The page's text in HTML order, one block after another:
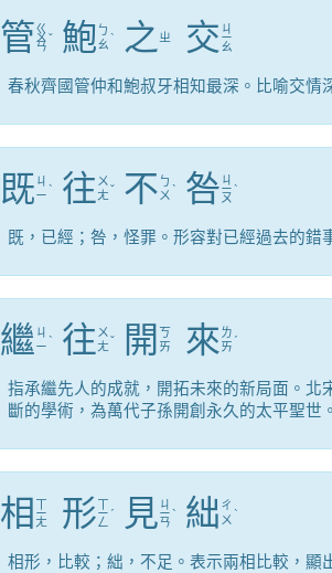
管ㄍ
ㄨ
ㄢ
ˇ 鮑 ㄅ
ㄠˋ 之 ㄓ 交 ㄐ
ㄧ
ㄠ
春秋齊國管仲和鮑叔牙相知最深。比喻交情
既 ㄐ
ㄧˋ 往 ㄨ
ㄤˇ 不 ㄅ
ㄨ ˋ 咎 ㄐ
ㄧ
ㄡ
ˋ
既，已經；咎，怪罪。形容對已經過去的錯
繼 ㄐ
ㄧˋ 往 ㄨ
ㄤˇ 開 ㄎ
ㄞ
來 ㄌ
ㄞ ˊ
指承繼先人的成就，開拓未來的新局面。
斷的學術，為萬代子孫開創永久的太平聖世。
相 ㄒ
ㄧ
ㄤ 形ㄒ
ㄧ
ㄥ
ˊ 見 ㄐ
ㄧ
ㄢ
ˋ 絀 ㄔ
ㄨ ˋ
相形，比較；絀，不足。表示兩相比較，顯